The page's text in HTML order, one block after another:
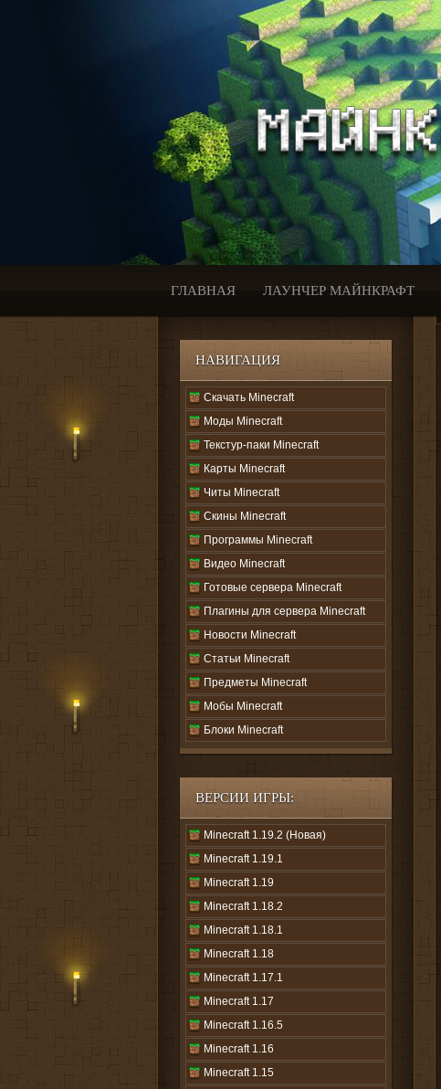
ГЛАВНАЯ ЛАУНЧЕР МАЙНКРАФТ
НАВИГАЦИЯ
Скачать Minecraft
Моды Minecraft
Текстур-паки Minecraft
Карты Minecraft
Читы Minecraft
Скины Minecraft
Программы Minecraft
Видео Minecraft
Готовые сервера Minecraft
Плагины для сервера Minecraft
Новости Minecraft
Статьи Minecraft
Предметы Minecraft
Мобы Minecraft
Блоки Minecraft
ВЕРСИИ ИГРЫ:
Minecraft 1.19.2 (Новая)
Minecraft 1.19.1
Minecraft 1.19
Minecraft 1.18.2
Minecraft 1.18.1
Minecraft 1.18
Minecraft 1.17.1
Minecraft 1.17
Minecraft 1.16.5
Minecraft 1.16
Minecraft 1.15